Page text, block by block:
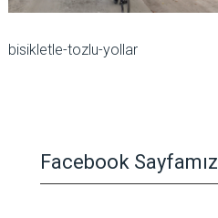
bisikletle-tozlu-yollar
Facebook Sayfamız